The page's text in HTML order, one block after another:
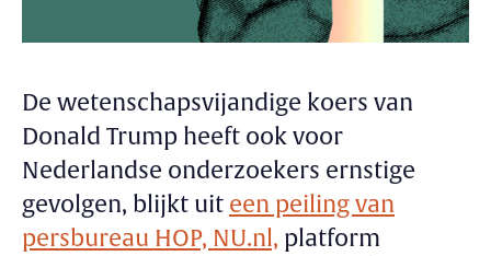
De wetenschapsvijandige koers van
Donald Trump heeft ook voor
Nederlandse onderzoekers ernstige
gevolgen, blijkt uit een peiling van
persbureau HOP, NU.nl, platform